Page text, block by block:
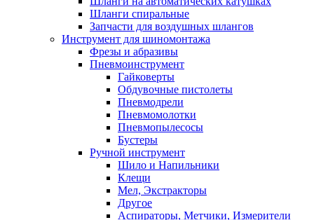
Шланги спиральные
Запчасти для воздушных шлангов
Инструмент для шиномонтажа
Фрезы и абразивы
Пневмоинструмент
Гайковерты
Обдувочные пистолеты
Пневмодрели
Пневмомолотки
Пневмопылесосы
Бустеры
Ручной инструмент
Шило и Напильники
Клещи
Мел, Экстракторы
Другое
Аспираторы, Метчики, Измерители